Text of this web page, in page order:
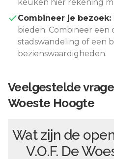
keuken hier rekening
Combineer je bezoek:
bieden. Combineer een
stadswandeling of een
bezienswaardigheden.
Veelgestelde
Woeste Hoogte
Wat zijn de
V.O.F. De